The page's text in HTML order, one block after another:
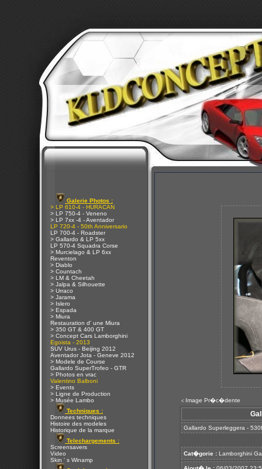
Galerie Photos :
> LP 610-4 - HURACAN
> LP 750-4 - Veneno
> LP 7xx -4 - Aventador
LP 720-4 - 50th Anniversario
LP 700-4 - Roadster
> Gallardo & LP 5xx
LP 570-4 Squadra Corse
> Murcielago & LP 6xx
Reventon
> Diablo
> Countach
> LM & Cheetah
> Jalpa & Silhouette
> Urraco
> Jarama
> Islero
> Espada
> Miura
Restauration d' une Miura
> 350 GT & 400 GT
> Concept Cars Lamborghini
Egoista - 2013
SUV Urus - Beijing 2012
Aventador Jota - Geneve 2012
> Modele de Course
Gallardo SuperTrofeo - GTR
> Photos en vrac
Valentino Balboni
> Events
> Ligne de Production
> Musée Lambo
Techniques :
Donnees techniques
Histoire des modeles
Historique de la marque
Telechargements :
Screensavers
Video
Skin ' s Winamp
< Image Pr�c�dente
Gallardo Superleggera -
Cat�gorie : Lamborghini